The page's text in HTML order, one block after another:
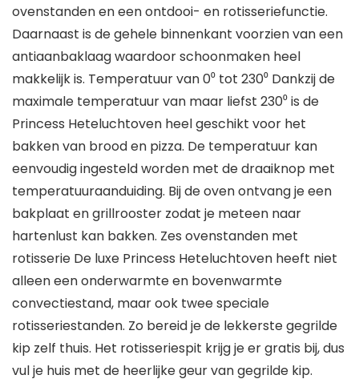
ovenstanden en een ontdooi- en rotisseriefunctie.
Daarnaast is de gehele binnenkant voorzien van een
antiaanbaklaag waardoor schoonmaken heel
makkelijk is. Temperatuur van 0⁰ tot 230⁰ Dankzij de
maximale temperatuur van maar liefst 230⁰ is de
Princess Heteluchtoven heel geschikt voor het
bakken van brood en pizza. De temperatuur kan
eenvoudig ingesteld worden met de draaiknop met
temperatuuraanduiding. Bij de oven ontvang je een
bakplaat en grillrooster zodat je meteen naar
hartenlust kan bakken. Zes ovenstanden met
rotisserie De luxe Princess Heteluchtoven heeft niet
alleen een onderwarmte en bovenwarmte
convectiestand, maar ook twee speciale
rotisseriestanden. Zo bereid je de lekkerste gegrilde
kip zelf thuis. Het rotisseriespit krijg je er gratis bij, dus
vul je huis met de heerlijke geur van gegrilde kip.